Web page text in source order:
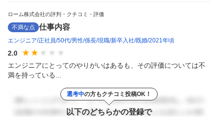
ローム株式会社の評判・クチコミ・評価
不満な点 仕事内容
エンジニア 正社員 50代 男性 係長 現職 新卒入社 既婚 2021年頃
2.0
エンジニアにとってのやりがいはあるも、その評価については不
満を持っている...
選考中の方もクチコミ投稿OK！
以下のどちらかの登録で